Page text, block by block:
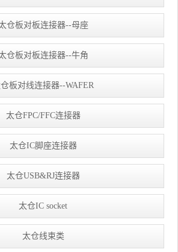
仓板对板连接器--母座
仓板对板连接器--牛角
板对线连接器--WAFER
太仓FPC/FFC连接器
太仓IC脚座连接器
太仓USB&RJ连接器
太仓IC socket
太仓线束类